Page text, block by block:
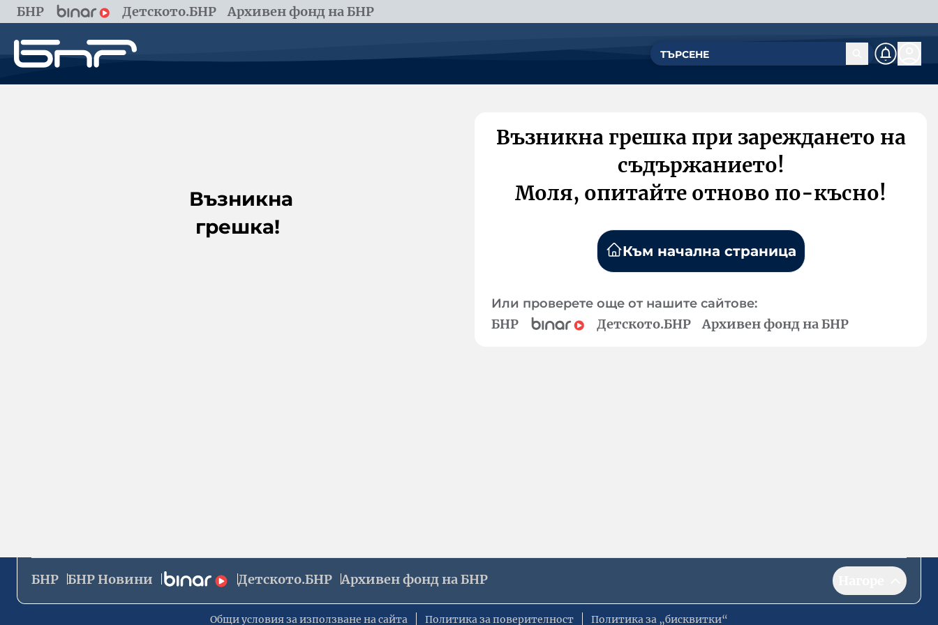
БНР Детското.БНР Архивен фонд на БНР
Възникна
грешка!
Възникна грешка при зареждането на
съдържанието!
Моля, опитайте отново по-късно!
Към начална страница
Или проверете още от нашите сайтове:
БНР Детското.БНР Архивен фонд на БНР
БНР БНР Новини Детското.БНР Архивен фонд на БНР
Общи условия за използване на сайта Политика за поверителност Политика за „бисквитки“